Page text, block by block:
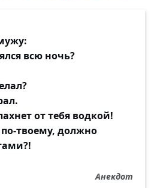
всю ночь?
от тебя водкой!
твоему, должно
Анекдот